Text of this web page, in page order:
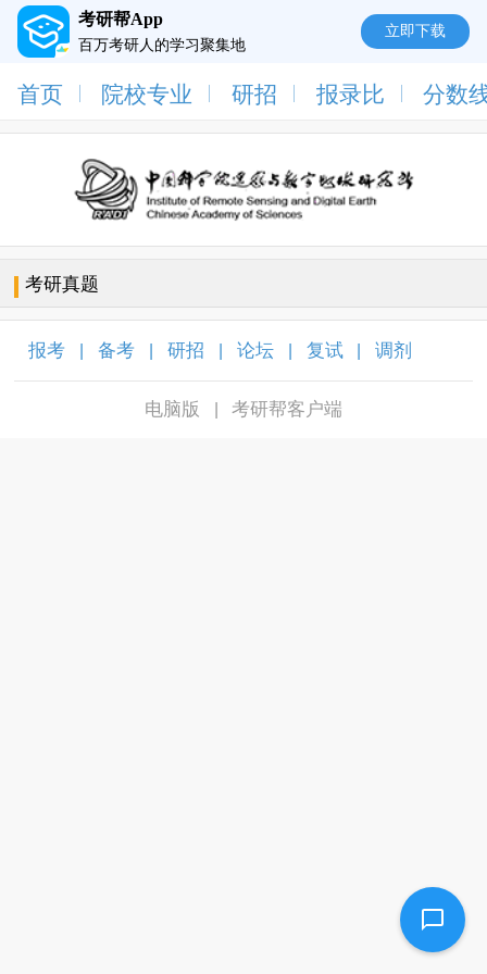
考研帮App
百万考研人的学习聚集地
立即下载
首页 院校专业 研招 报录比 分数
考研真题
报考 备考 研招 论坛 复试 调剂
电脑版 考研帮客户端